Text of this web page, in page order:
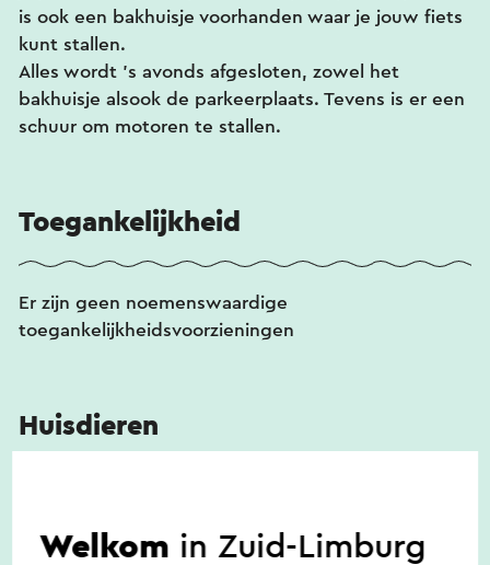
is ook een bakhuisje voorhanden waar je jouw fiets
kunt stallen.
Alles wordt 's avonds afgesloten, zowel het
bakhuisje alsook de parkeerplaats. Tevens is er een
schuur om motoren te stallen.
Toegankelijkheid
Er zijn geen noemenswaardige
toegankelijkheidsvoorzieningen
Huisdieren
Welkom in Zuid-Limburg